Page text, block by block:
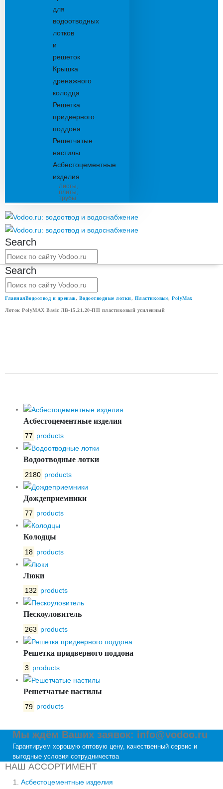
для
водоотводных
лотков
и
решеток
Крышка
дренажного
колодца
Решетка
придверного
поддона
Решетчатые
настилы
Асбестоцементные
изделия
Листы,
плиты,
трубы
Search
Search
ГлавнаяВодоотвод и дренаж, Водоотводные лотки, Пластиковые, PolyMax
Лоток PolyMAX Basic ЛВ-15.21.20-ПП пластиковый усиленный
Асбестоцементные изделия
77 products
Водоотводные лотки
2180 products
Дождеприемники
77 products
Колодцы
18 products
Люки
132 products
Пескоуловитель
263 products
Решетка придверного поддона
3 products
Решетчатые настилы
79 products
Мы ждём Ваших заявок: info@vodoo.ru
Гарантируем хорошую оптовую цену, качественный сервис и
выгодные условия сотрудничества
НАШ АССОРТИМЕНТ
Асбестоцементные изделия